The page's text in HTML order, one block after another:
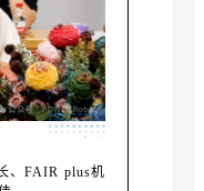
、FAIR plus机